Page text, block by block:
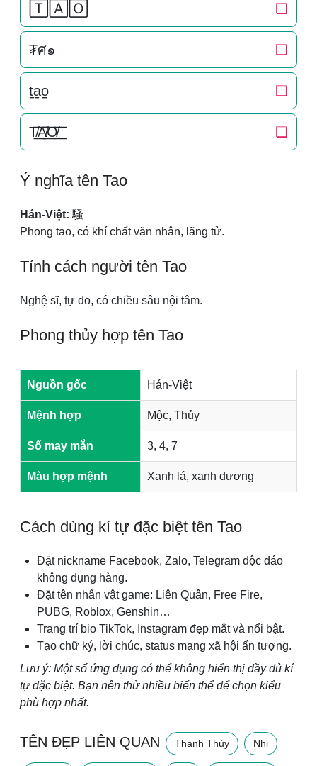
🅃🄰🄾 ❏
₮ศ๑ ❏
t̠a̠o̠ ❏
T̸͟͞A̸͟͞O̸͟͞ ❏
Ý nghĩa tên Tao
Hán-Việt: 騷
Phong tao, có khí chất văn nhân, lãng tử.
Tính cách người tên Tao
Nghệ sĩ, tự do, có chiều sâu nội tâm.
Phong thủy hợp tên Tao
Nguồn gốc Hán-Việt
Mệnh hợp Mộc, Thủy
Số may mắn 3, 4, 7
Màu hợp mệnh Xanh lá, xanh dương
Cách dùng kí tự đặc biệt tên Tao
Đặt nickname Facebook, Zalo, Telegram độc đáo
không đụng hàng.
Đặt tên nhân vật game: Liên Quân, Free Fire,
PUBG, Roblox, Genshin…
Trang trí bio TikTok, Instagram đẹp mắt và nổi bật.
Tạo chữ ký, lời chúc, status mạng xã hội ấn tượng.
Lưu ý: Một số ứng dụng có thể không hiển thị đầy đủ kí
tự đặc biệt. Bạn nên thử nhiều biến thể để chọn kiểu
phù hợp nhất.
TÊN ĐẸP LIÊN QUAN Thanh Thủy Nhi